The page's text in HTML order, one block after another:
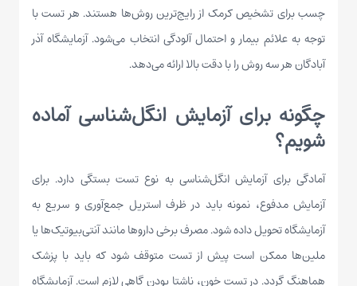
چسب برای تشخیص کرمک از رایج‌ترین روش‌ها هستند. هر تست با
توجه به علائم بیمار و احتمال آلودگی انتخاب می‌شود. آزمایشگاه آذر
آبادگان هر سه روش را با دقت بالا ارائه می‌دهد.
چگونه برای آزمایش انگل‌شناسی آماده
شویم؟
آمادگی برای آزمایش انگل‌شناسی به نوع تست بستگی دارد. برای
آزمایش مدفوع، نمونه باید در ظرف استریل جمع‌آوری و سریع به
آزمایشگاه تحویل داده شود. مصرف برخی داروها مانند آنتی‌بیوتیک‌ها یا
ملین‌ها ممکن است پیش از تست متوقف شود که باید با پزشک
هماهنگ گردد. در تست خون، ناشتا بودن گاهی لازم است. آزمایشگاه